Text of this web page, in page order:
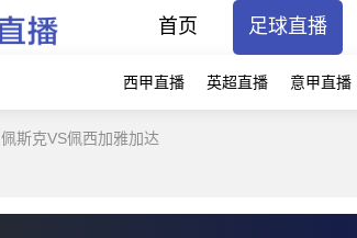
首页 足球直播
西甲直播 英超直播 意甲直播
佩斯克VS佩西加雅加达